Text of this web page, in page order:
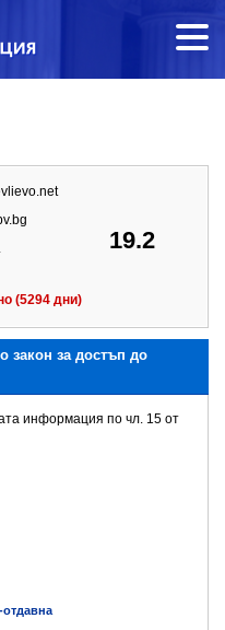
19.2
(5294 дни)
закон за достъп до
информация по чл. 15 от
отдавна